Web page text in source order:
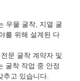
우물 굴착, 지열 굴
를 위해 설계된 다
문 굴착 계약자 및
굴착 작업 중 안정
고 있습니다.